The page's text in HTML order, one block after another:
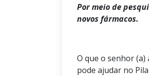
Por meio de
novos fármacos.
O que o senhor (a)
pode ajudar no